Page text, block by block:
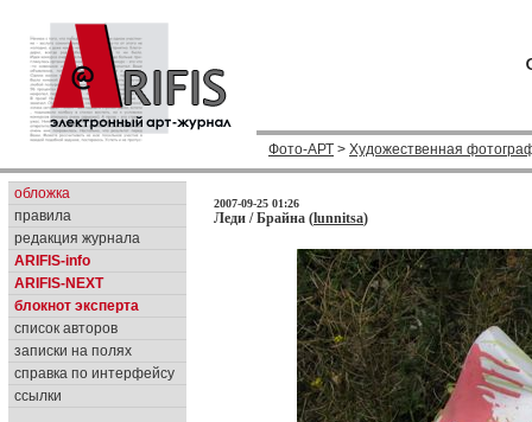
Фото-АРТ > Художественная
обложка
правила
редакция журнала
ARIFIS-info
ARIFIS-NEXT
блокнот эксперта
список авторов
записки на полях
справка по интерфейсу
ссылки
2007-09-25 01:26
Леди / Брайна (lunnitsa)